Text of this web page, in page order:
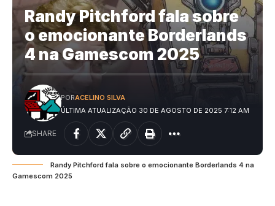
Randy Pitchford fala sobre
o emocionante Borderlands
4 na Gamescom 2025
ÚLTIMA ATUALIZAÇÃO 30 DE AGOSTO DE 2025 7:12 AM
PORACELINO SILVA
SHARE
Randy Pitchford fala sobre o emocionante Borderlands 4 na
Gamescom 2025